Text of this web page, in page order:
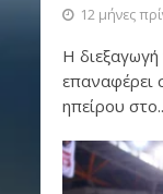
12 μήνες
Η
επαναφέρει
ηπείρου